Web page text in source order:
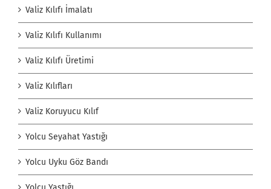
Valiz Kılıfı İmalatı
Valiz Kılıfı Kullanımı
Valiz Kılıfı Üretimi
Valiz Kılıfları
Valiz Koruyucu Kılıf
Yolcu Seyahat Yastığı
Yolcu Uyku Göz Bandı